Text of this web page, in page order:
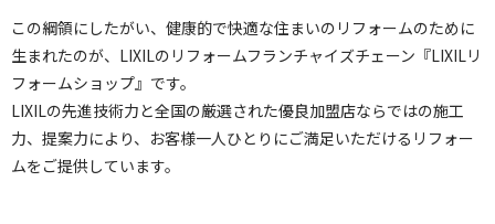
この綱領にしたがい、健康的で快適な住まいのリフォームのために
生まれたのが、LIXILのリフォームフランチャイズチェーン『LIXILリ
フォームショップ』です。
LIXILの先進技術力と全国の厳選された優良加盟店ならではの施工
力、提案力により、お客様一人ひとりにご満足いただけるリフォー
ムをご提供しています。